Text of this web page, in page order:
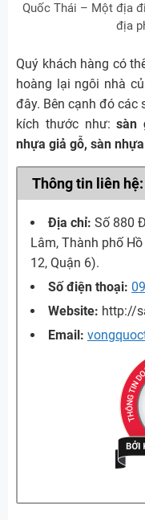
Quốc Thái – Một địa
địa
Quý khách hàng có
hoàng lại ngôi nhà
đây. Bên cạnh đó các
kích thước như:sàn
nhựa giả gỗ, sàn nhựa
Thông tin liên hệ:
Địa chỉ: Số 880
Lâm, Thành phố
12, Quận 6).
Số điện thoại:
Website: http://
Email: